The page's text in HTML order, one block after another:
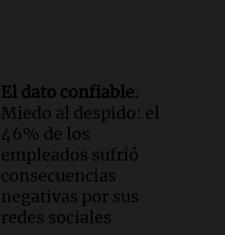
El dato confiable.
Miedo al despido: el
46% de los
empleados sufrió
consecuencias
negativas por sus
redes sociales